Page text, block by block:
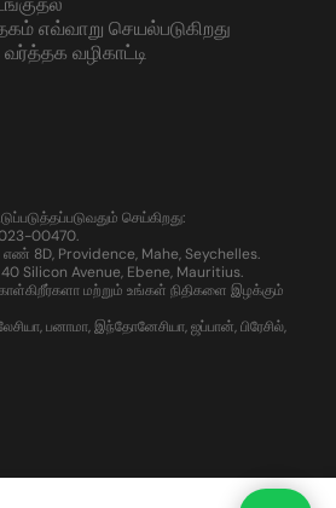
எவ்வாறு செயல்படுகிறது
வழிகாட்டி
செய்கிறது:
00470.
8D, Providence, Mahe, Seychelles.
Silicon Avenue, Ebene, Mauritius.
மற்றும் உங்கள் நிதிகளை இழக்கும்
பனாமா, இந்தோனேசியா, ஜப்பான், பிரேசில்,